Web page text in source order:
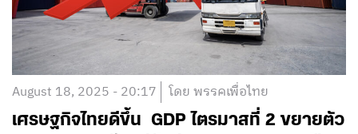
August 18, 2025 - 20:17 โดย พรรคเพื่อไทย
เศรษฐกิจไทยดีขึ้น GDP ไตรมาสที่ 2 ขยายตัว